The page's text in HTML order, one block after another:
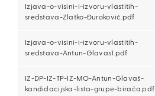
Izjava-o-visini-i-izvoru-vlastitih-
sredstava-Zlatko-Đuroković.pdf
Izjava-o-visini-i-izvoru-vlastitih-
sredstava-Antun-Glavas1.pdf
IZ-DP-IZ-TP-IZ-MO-Antun-Glavaš-
kandidacijska-lista-grupe-birača.pdf